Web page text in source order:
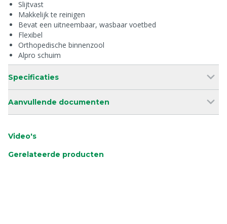
Slijtvast
Makkelijk te reinigen
Bevat een uitneembaar, wasbaar voetbed
Flexibel
Orthopedische binnenzool
Alpro schuim
Specificaties
Aanvullende documenten
Video's
Gerelateerde producten